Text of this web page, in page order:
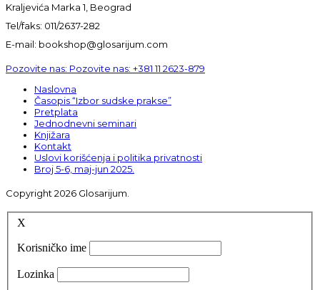
Kraljevića Marka 1, Beograd
Tel/faks: 011/2637-282
E-mail: bookshop@glosarijum.com
Pozovite nas: Pozovite nas: +381 11 2623-879
Naslovna
Časopis “Izbor sudske prakse”
Pretplata
Jednodnevni seminari
Knjižara
Kontakt
Uslovi korišćenja i politika privatnosti
Broj 5-6, maj-jun 2025.
Copyright 2026 Glosarijum.
X
Korisničko ime
Lozinka